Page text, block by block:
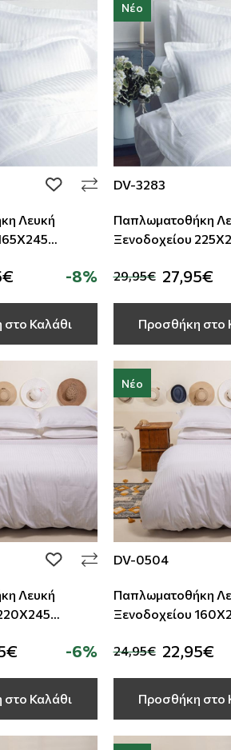
add to wishlist
Λευκή
TC-220
-8%
Καλάθι
Νέο
DV-3283
Παπλωματοθήκη
Ξενοδοχείου 225Χ245
Σατέν Ρίγα TC-220
29,95€ 27,95€
Προσθήκη στο
add to wishlist
Λευκή
TC-220
-6%
Καλάθι
Νέο
DV-0504
Παπλωματοθήκη
Ξενοδοχείου 160Χ245
Σατέν Ρίγα TC-220
24,95€ 22,95€
Προσθήκη στο